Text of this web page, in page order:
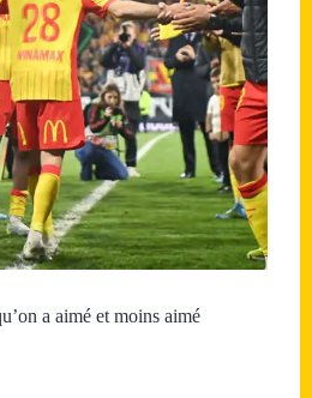
a aimé et moins aimé